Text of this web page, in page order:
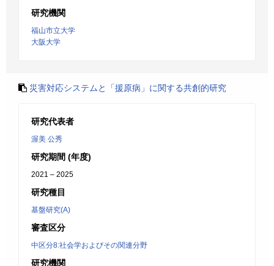
研究機関
福山市立大学
大阪大学
災害対応システムと「援原病」に関する共創的研究
研究代表者
渥美 公秀
研究期間 (年度)
2021 – 2025
研究種目
基盤研究(A)
審査区分
中区分8:社会学およびその関連分野
研究機関